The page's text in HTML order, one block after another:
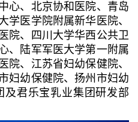
心、北京协和医院、青岛
学医学院附属新华医院、
院、四川大学华西公共卫
、陆军军医大学第一附属
院、江苏省妇幼保健院、
妇幼保健院、扬州市妇幼
及君乐宝乳业集团研发部